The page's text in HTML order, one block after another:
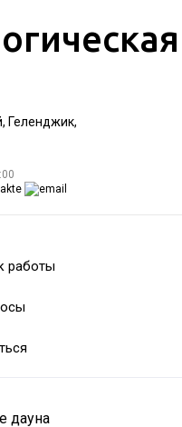
Геленджик,
работы
дауна